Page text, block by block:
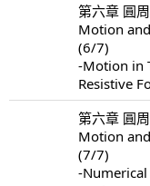
第六章 圓
Motion
(6/7)
-Motion in
Resistive
第六章 圓
Motion
(7/7)
-